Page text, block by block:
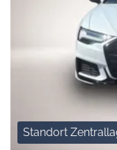
Standort